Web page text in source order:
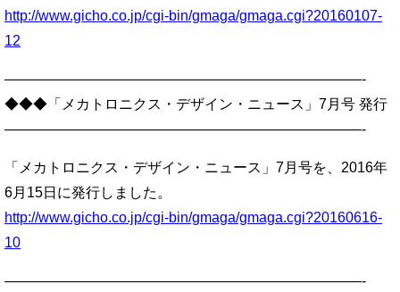
http://www.gicho.co.jp/cgi-bin/gmaga/gmaga.cgi?20160107-
12
—————————————————————————-
◆◆◆「メカトロニクス・デザイン・ニュース」7月号 発行
—————————————————————————-
「メカトロニクス・デザイン・ニュース」7月号を、2016年
6月15日に発行しました。
http://www.gicho.co.jp/cgi-bin/gmaga/gmaga.cgi?20160616-
10
—————————————————————————-